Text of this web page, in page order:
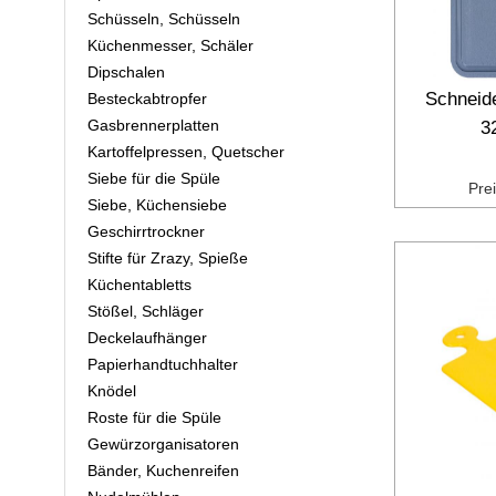
Schüsseln, Schüsseln
Küchenmesser, Schäler
Dipschalen
Besteckabtropfer
Gasbrennerplatten
Kartoffelpressen, Quetscher
Siebe für die Spüle
Siebe, Küchensiebe
Geschirrtrockner
Stifte für Zrazy, Spieße
Küchentabletts
Stößel, Schläger
Deckelaufhänger
Papierhandtuchhalter
Knödel
Roste für die Spüle
Gewürzorganisatoren
Bänder, Kuchenreifen